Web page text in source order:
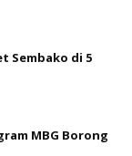
Sembako di 5
MBG Borong